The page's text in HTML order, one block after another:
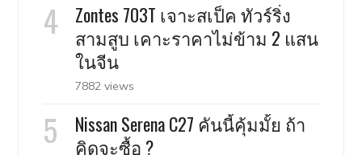
Zontes 703T เจาะสเป็ค ทัวร์ริ่ง
สามสูบ เคาะราคาไม่ข้าม 2 แสน
ในจีน
7882 views
Nissan Serena C27 คันนี้คุ้มมั้ย ถ้า
คิดจะซื้อ ?